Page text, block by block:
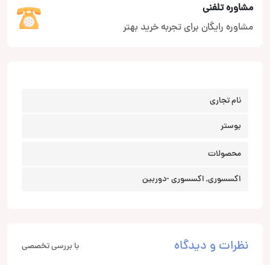
مشاوره تلفنی
مشاوره رایگان برای تجربه خرید بهتر
نام تجاری
بوستر
محصولات
اکسسوری, اکسسوری -دوربین
نظرات و دیدگاه با بررسی تخصصی